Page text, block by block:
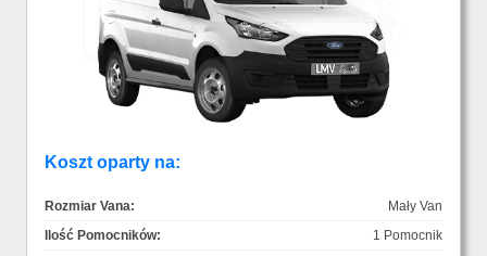
Koszt oparty na:
Rozmiar Vana:
Mały Van
Ilość Pomocników:
1 Pomocnik